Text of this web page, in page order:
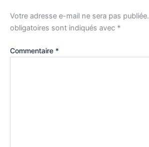
Votre adresse e-mail ne sera pas publiée.
obligatoires sont indiqués avec *
Commentaire *